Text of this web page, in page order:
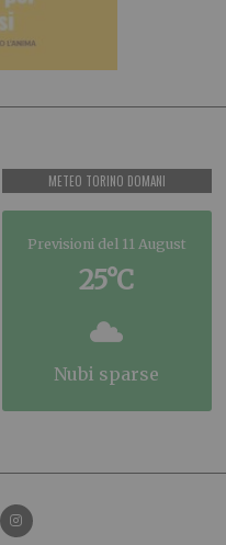
METEO TORINO DOMANI
Previsioni del 11 August
25°C
nubi sparse